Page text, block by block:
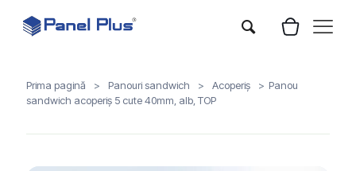
Prima pagină > Panouri sandwich > Acoperiș > Panou
sandwich acoperiș 5 cute 40mm, alb, TOP